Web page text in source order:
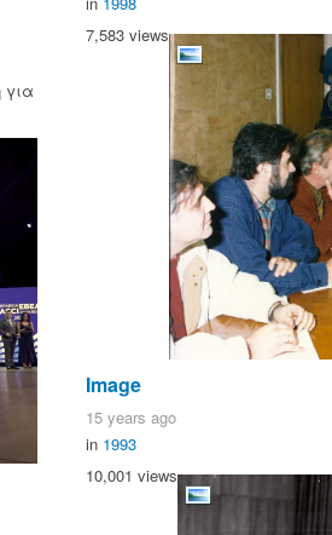
για
7,583 views
Image
15 years ago
in 1993
10,001 views